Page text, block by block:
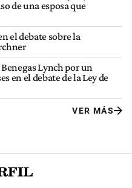
de una esposa que
el debate sobre la
Lynch por un
en el debate de la Ley de
VER MÁS